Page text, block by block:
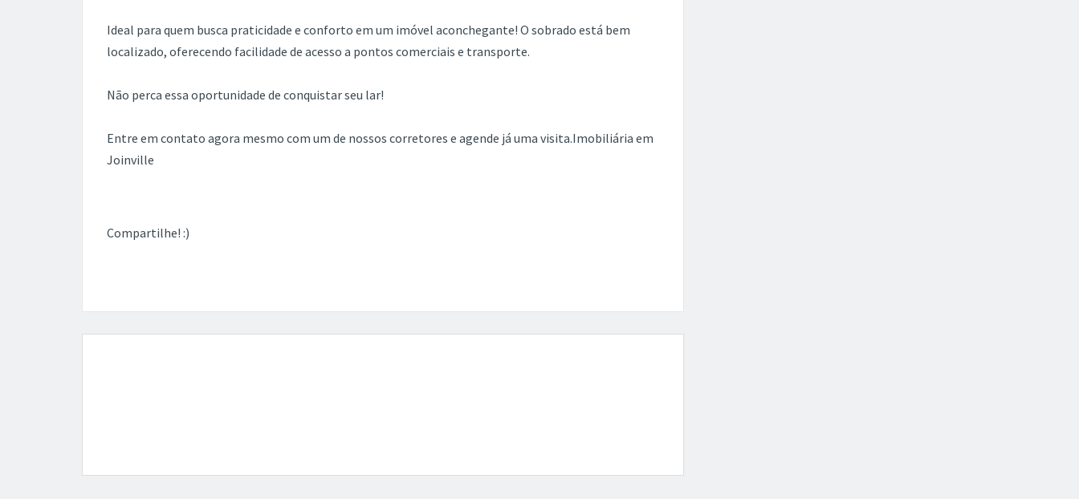
Ideal para quem busca praticidade e conforto em um imóvel aconchegante! O sobrado está bem
localizado, oferecendo facilidade de acesso a pontos comerciais e transporte.
Não perca essa oportunidade de conquistar seu lar!
Entre em contato agora mesmo com um de nossos corretores e agende já uma visita.Imobiliária em
Joinville
Compartilhe! :)